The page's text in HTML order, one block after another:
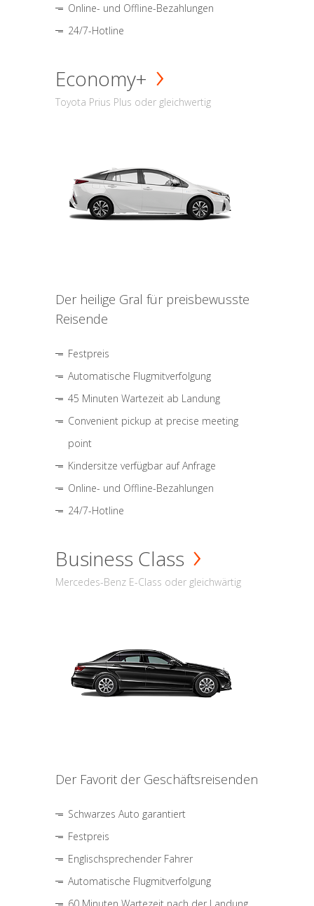
Online- und Offline-Bezahlungen
24/7-Hotline
Economy+
Toyota Prius Plus oder gleichwertig
Der heilige Gral für preisbewusste
Reisende
Festpreis
Automatische Flugmitverfolgung
45 Minuten Wartezeit ab Landung
Convenient pickup at precise meeting
point
Kindersitze verfügbar auf Anfrage
Online- und Offline-Bezahlungen
24/7-Hotline
Business Class
Mercedes-Benz E-Class oder gleichwärtig
Der Favorit der Geschäftsreisenden
Schwarzes Auto garantiert
Festpreis
Englischsprechender Fahrer
Automatische Flugmitverfolgung